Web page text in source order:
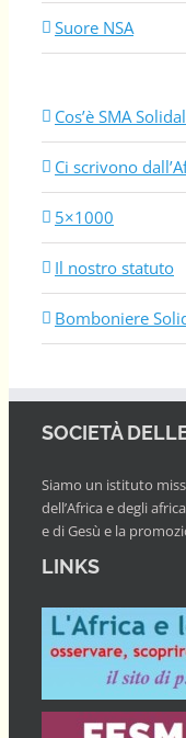
Suore NSA
Cos’è SMA
Ci scrivono
5×1000
Il nostro statuto
Bomboniere
SOCIETÀ
Siamo un istituto
dell’Africa e degli
e di Gesù e la
LINKS